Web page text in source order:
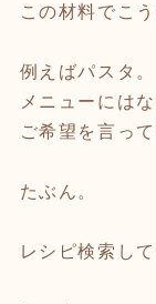
この材料でこ
例えばパスタ。
メニューには
ご希望を言っ
たぶん。
レシピ検索し